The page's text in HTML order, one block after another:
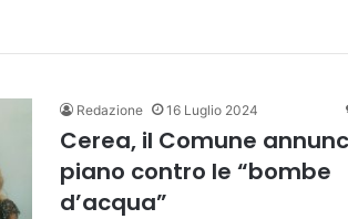
Redazione 16 Luglio 2024
Cerea, il Comune
piano contro le “bombe
d’acqua”